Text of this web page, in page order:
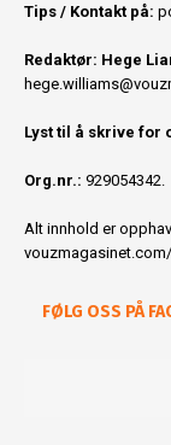
Tips / Kontakt på:
Redaktør: Hege
Lyst til å skrive for
Org.nr.: 929054342.
Alt innhold er
vouzmagasinet.com/
FØLG OSS PÅ